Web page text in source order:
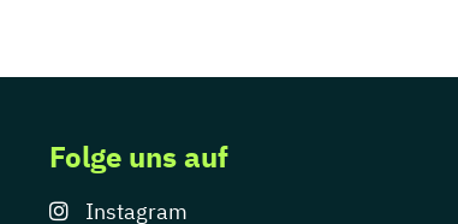
Folge uns auf
Instagram